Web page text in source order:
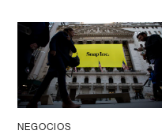
NEGOCIOS